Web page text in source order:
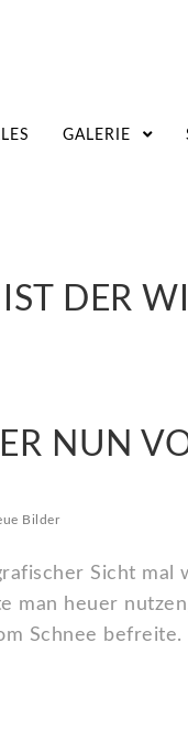
GALERIE
IST DER
NUN
Bilder
Sicht mal
man heuer
Schnee